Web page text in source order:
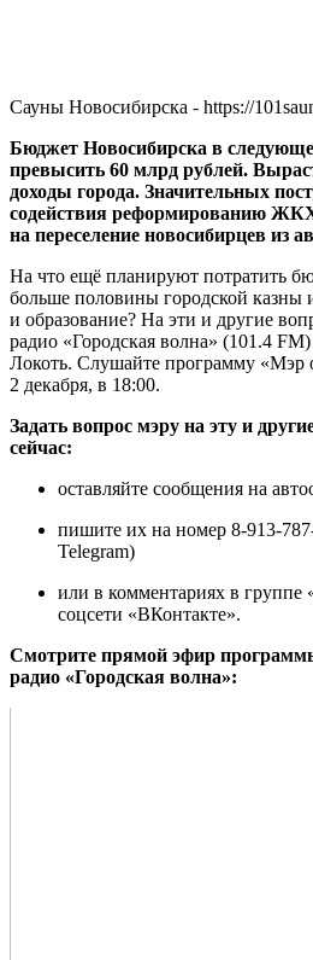
Сауны Новосибирска - https://
Бюджет Новосибирска в
превысить 60 млрд рублей.
доходы города. Значительных
содействия реформированию
на переселение новосибирцев из
На что ещё планируют потратить
больше половины городской казны
и образование? На эти и другие
радио «Городская волна» (101.4
Локоть. Слушайте программу «Мэр
2 декабря, в 18:00.
Задать вопрос мэру на эту и
сейчас:
оставляйте сообщения на
пишите их на номер 8-913-
Telegram)
или в комментариях в группе
соцсети «ВКонтакте».
Смотрите прямой эфир
радио «Городская волна»: